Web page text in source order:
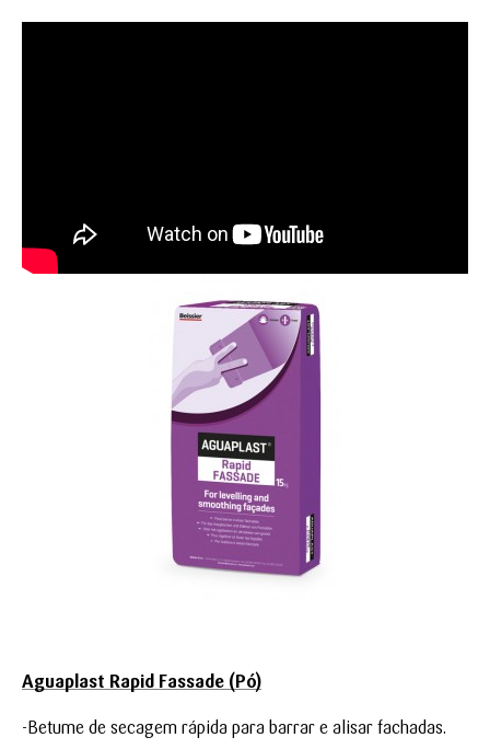
Aguaplast Rapid Fassade (Pó)
-Betume de secagem rápida para barrar e alisar fachadas.